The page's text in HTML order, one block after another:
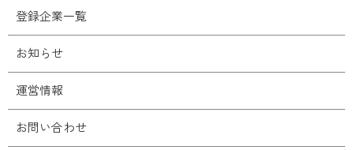
登録企業一覧
お知らせ
運営情報
お問い合わせ